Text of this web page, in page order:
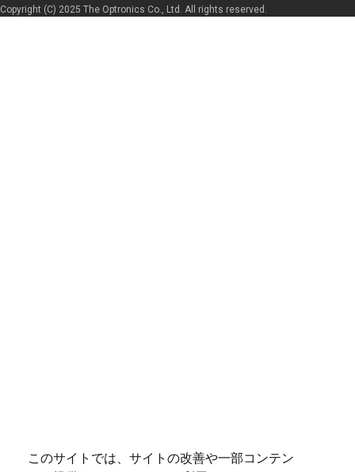
このサイトでは、サイトの改善や一部コンテン
Copyright (C) 2025 The Optronics Co., Ltd. All rights reserved.